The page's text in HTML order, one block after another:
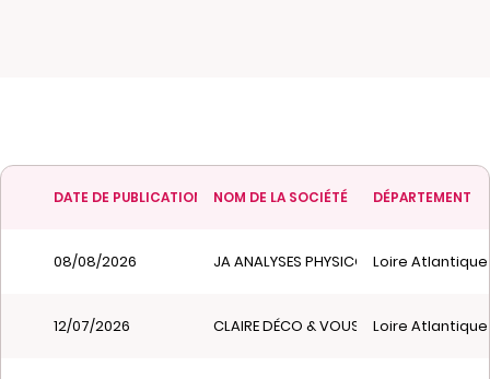
DATE DE PUBLICATION NOM DE LA SOCIÉTÉ DÉPARTEMENT
08/08/2026 JA ANALYSES PHYSICO-CHIMIQUES
Loire
12/07/2026 CLAIRE DÉCO & VOUS Loire